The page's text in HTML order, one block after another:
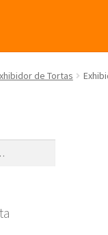
de Tortas